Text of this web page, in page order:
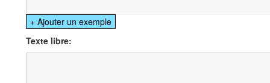
Texte libre: